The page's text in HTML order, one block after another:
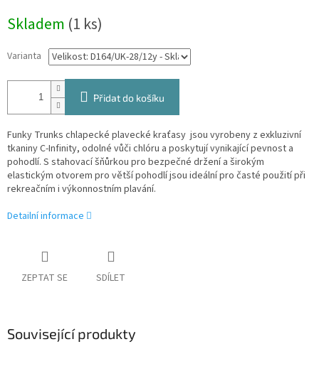
cena:
Skladem (1 ks)
Varianta
Přidat do košíku
Funky Trunks chlapecké plavecké kraťasy jsou vyrobeny z exkluzivní
tkaniny C-Infinity, odolné vůči chlóru a poskytují vynikající pevnost a
pohodlí. S stahovací šňůrkou pro bezpečné držení a širokým
elastickým otvorem pro větší pohodlí jsou ideální pro časté použití při
rekreačním i výkonnostním plavání.
Detailní informace
ZEPTAT SE SDÍLET
Související produkty